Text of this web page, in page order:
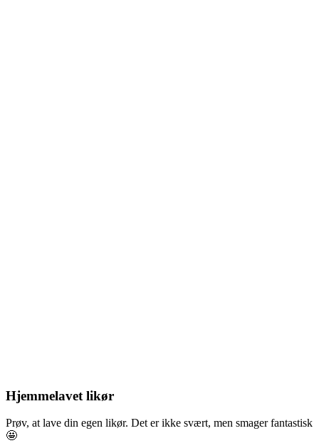
Hjemmelavet likør
Prøv, at lave din egen likør. Det er ikke svært, men smager fantastisk
🤩